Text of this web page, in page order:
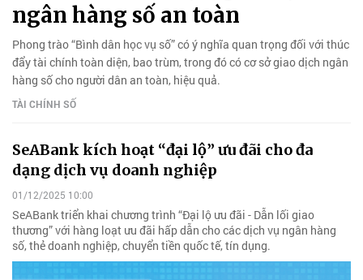
ngân hàng số an toàn
Phong trào “Bình dân học vụ số” có ý nghĩa quan trọng đối với thúc
đẩy tài chính toàn diện, bao trùm, trong đó có cơ sở giao dịch ngân
hàng số cho người dân an toàn, hiệu quả.
TÀI CHÍNH SỐ
SeABank kích hoạt “đại lộ” ưu đãi cho đa
dạng dịch vụ doanh nghiệp
01/12/2025 10:00
SeABank triển khai chương trình “Đại lộ ưu đãi - Dẫn lối giao
thương” với hàng loạt ưu đãi hấp dẫn cho các dịch vụ ngân hàng
số, thẻ doanh nghiệp, chuyển tiền quốc tế, tín dụng.